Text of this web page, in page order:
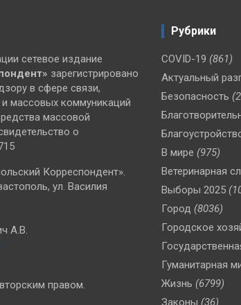
сетевое издание
зарегистрировано
в сфере связи,
массовых коммуникаций
массовой
о
Корреспондент».
ул. Василия
А.В.
правом.
Рубрики
COVID-19 (861)
Актуальный
Безопасность
В мире (975)
Ветеринарная
Выборы 2025
Город (8036)
Городское
Гуманитарная
Жизнь (6799)
Законы (36)